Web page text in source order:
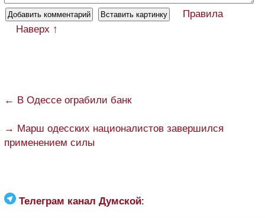
Правила
Наверх ↑
← В Одессе ограбили банк
→ Марш одесских националистов завершился
применением силы
Телеграм канал Думской: